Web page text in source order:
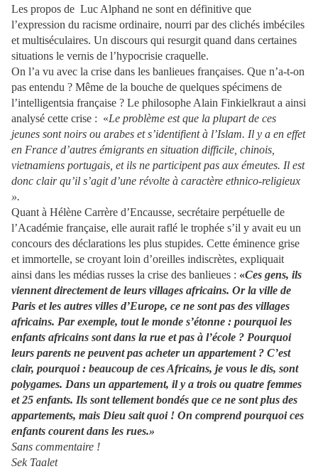
Les propos de Luc Alphand ne sont en définitive que
l’expression du racisme ordinaire, nourri par des clichés imbéciles
et multiséculaires. Un discours qui resurgit quand dans certaines
situations le vernis de l’hypocrisie craquelle.
On l’a vu avec la crise dans les banlieues françaises. Que n’a-t-on
pas entendu ? Même de la bouche de quelques spécimens de
l’intelligentsia française ? Le philosophe Alain Finkielkraut a ainsi
analysé cette crise : «Le problème est que la plupart de ces
jeunes sont noirs ou arabes et s’identifient à l’Islam. Il y a en effet
en France d’autres émigrants en situation difficile, chinois,
vietnamiens portugais, et ils ne participent pas aux émeutes. Il est
donc clair qu’il s’agit d’une révolte à caractère ethnico-religieux
».
Quant à Hélène Carrère d’Encausse, secrétaire perpétuelle de
l’Académie française, elle aurait raflé le trophée s’il y avait eu un
concours des déclarations les plus stupides. Cette éminence grise
et immortelle, se croyant loin d’oreilles indiscrètes, expliquait
ainsi dans les médias russes la crise des banlieues : «Ces gens, ils
viennent directement de leurs villages africains. Or la ville de
Paris et les autres villes d’Europe, ce ne sont pas des villages
africains. Par exemple, tout le monde s’étonne : pourquoi les
enfants africains sont dans la rue et pas à l’école ? Pourquoi
leurs parents ne peuvent pas acheter un appartement ? C’est
clair, pourquoi : beaucoup de ces Africains, je vous le dis, sont
polygames. Dans un appartement, il y a trois ou quatre femmes
et 25 enfants. Ils sont tellement bondés que ce ne sont plus des
appartements, mais Dieu sait quoi ! On comprend pourquoi ces
enfants courent dans les rues.»
Sans commentaire !
Sek Taalet